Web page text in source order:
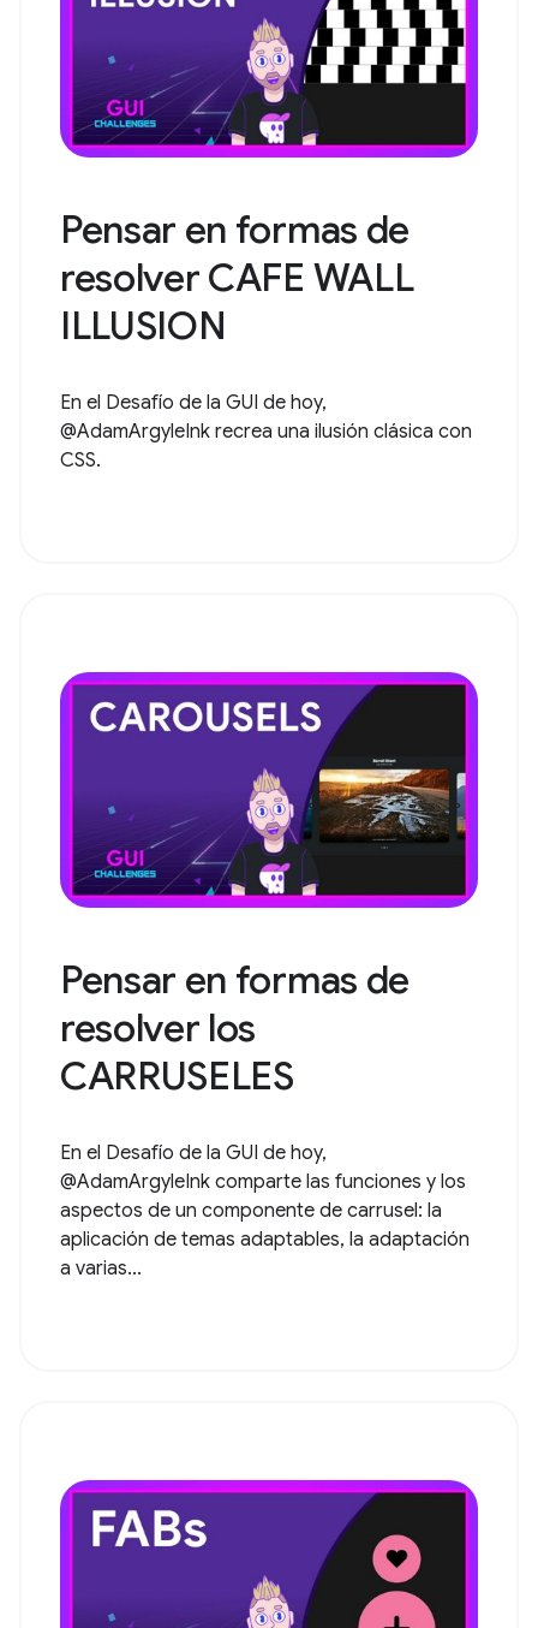
Pensar en formas de
resolver CAFE WALL
ILLUSION
En el Desafío de la GUI de hoy,
@AdamArgyleInk recrea una ilusión clásica con
CSS.
Pensar en formas de
resolver los
CARRUSELES
En el Desafío de la GUI de hoy,
@AdamArgyleInk comparte las funciones y los
aspectos de un componente de carrusel: la
aplicación de temas adaptables, la adaptación
a varias...